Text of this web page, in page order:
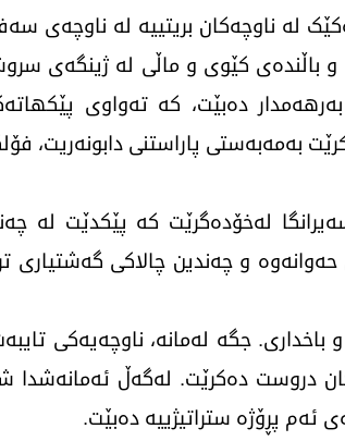
لە ناوچەکان بریتییە لە ناوچەی
و باڵندەی کێوی و ماڵی لە ژینگەی
دەبێت، کە تەواوی
پاراستنی دابونەریت،
لەخۆدەگرێت کە پێکدێت لە
حەوانەوە و چەندین چالاکی گەشتیاری
جگە لەمانە، ناوچەیەکی
دروست دەکرێت. لەگەڵ ئەمانەشدا
پڕۆژە ستراتیژییە دەبێت.